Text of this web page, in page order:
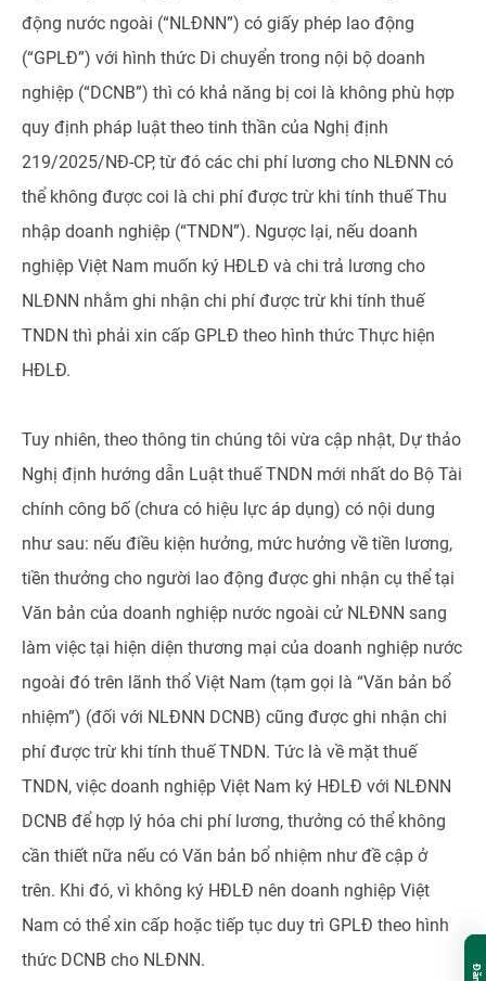
động nước ngoài (“NLĐNN”) có giấy phép lao động
(“GPLĐ”) với hình thức Di chuyển trong nội bộ doanh
nghiệp (“DCNB”) thì có khả năng bị coi là không phù hợp
quy định pháp luật theo tinh thần của Nghị định
219/2025/NĐ-CP, từ đó các chi phí lương cho NLĐNN có
thể không được coi là chi phí được trừ khi tính thuế Thu
nhập doanh nghiệp (“TNDN”). Ngược lại, nếu doanh
nghiệp Việt Nam muốn ký HĐLĐ và chi trả lương cho
NLĐNN nhằm ghi nhận chi phí được trừ khi tính thuế
TNDN thì phải xin cấp GPLĐ theo hình thức Thực hiện
HĐLĐ.
Tuy nhiên, theo thông tin chúng tôi vừa cập nhật, Dự thảo
Nghị định hướng dẫn Luật thuế TNDN mới nhất do Bộ Tài
chính công bố (chưa có hiệu lực áp dụng) có nội dung
như sau: nếu điều kiện hưởng, mức hưởng về tiền lương,
tiền thưởng cho người lao động được ghi nhận cụ thể tại
Văn bản của doanh nghiệp nước ngoài cử NLĐNN sang
làm việc tại hiện diện thương mại của doanh nghiệp nước
ngoài đó trên lãnh thổ Việt Nam (tạm gọi là “Văn bản bổ
nhiệm”) (đối với NLĐNN DCNB) cũng được ghi nhận chi
phí được trừ khi tính thuế TNDN. Tức là về mặt thuế
TNDN, việc doanh nghiệp Việt Nam ký HĐLĐ với NLĐNN
DCNB để hợp lý hóa chi phí lương, thưởng có thể không
cần thiết nữa nếu có Văn bản bổ nhiệm như đề cập ở
trên. Khi đó, vì không ký HĐLĐ nên doanh nghiệp Việt
Nam có thể xin cấp hoặc tiếp tục duy trì GPLĐ theo hình
thức DCNB cho NLĐNN.